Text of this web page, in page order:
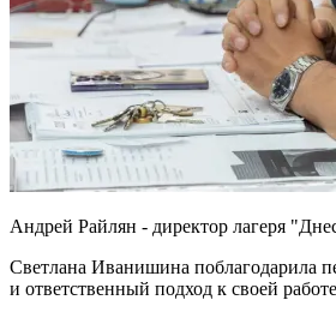
Андрей Райлян - директор лагеря
Светлана Иванишина поблагодарила
и ответственный подход к своей